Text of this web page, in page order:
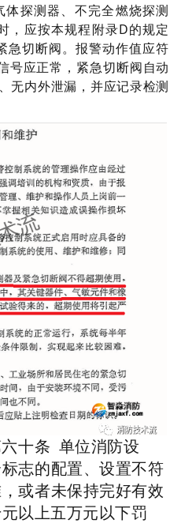
探测器、不完全燃烧探测
，应按本规程附录D的规定
急切断阀。报警动作值应符
号应正常，紧急切断阀自动
无内外泄漏，并应记录检测
十条 单位消防设
志的配置、设置不符
，或者未保持完好有效
以上五万元以下罚